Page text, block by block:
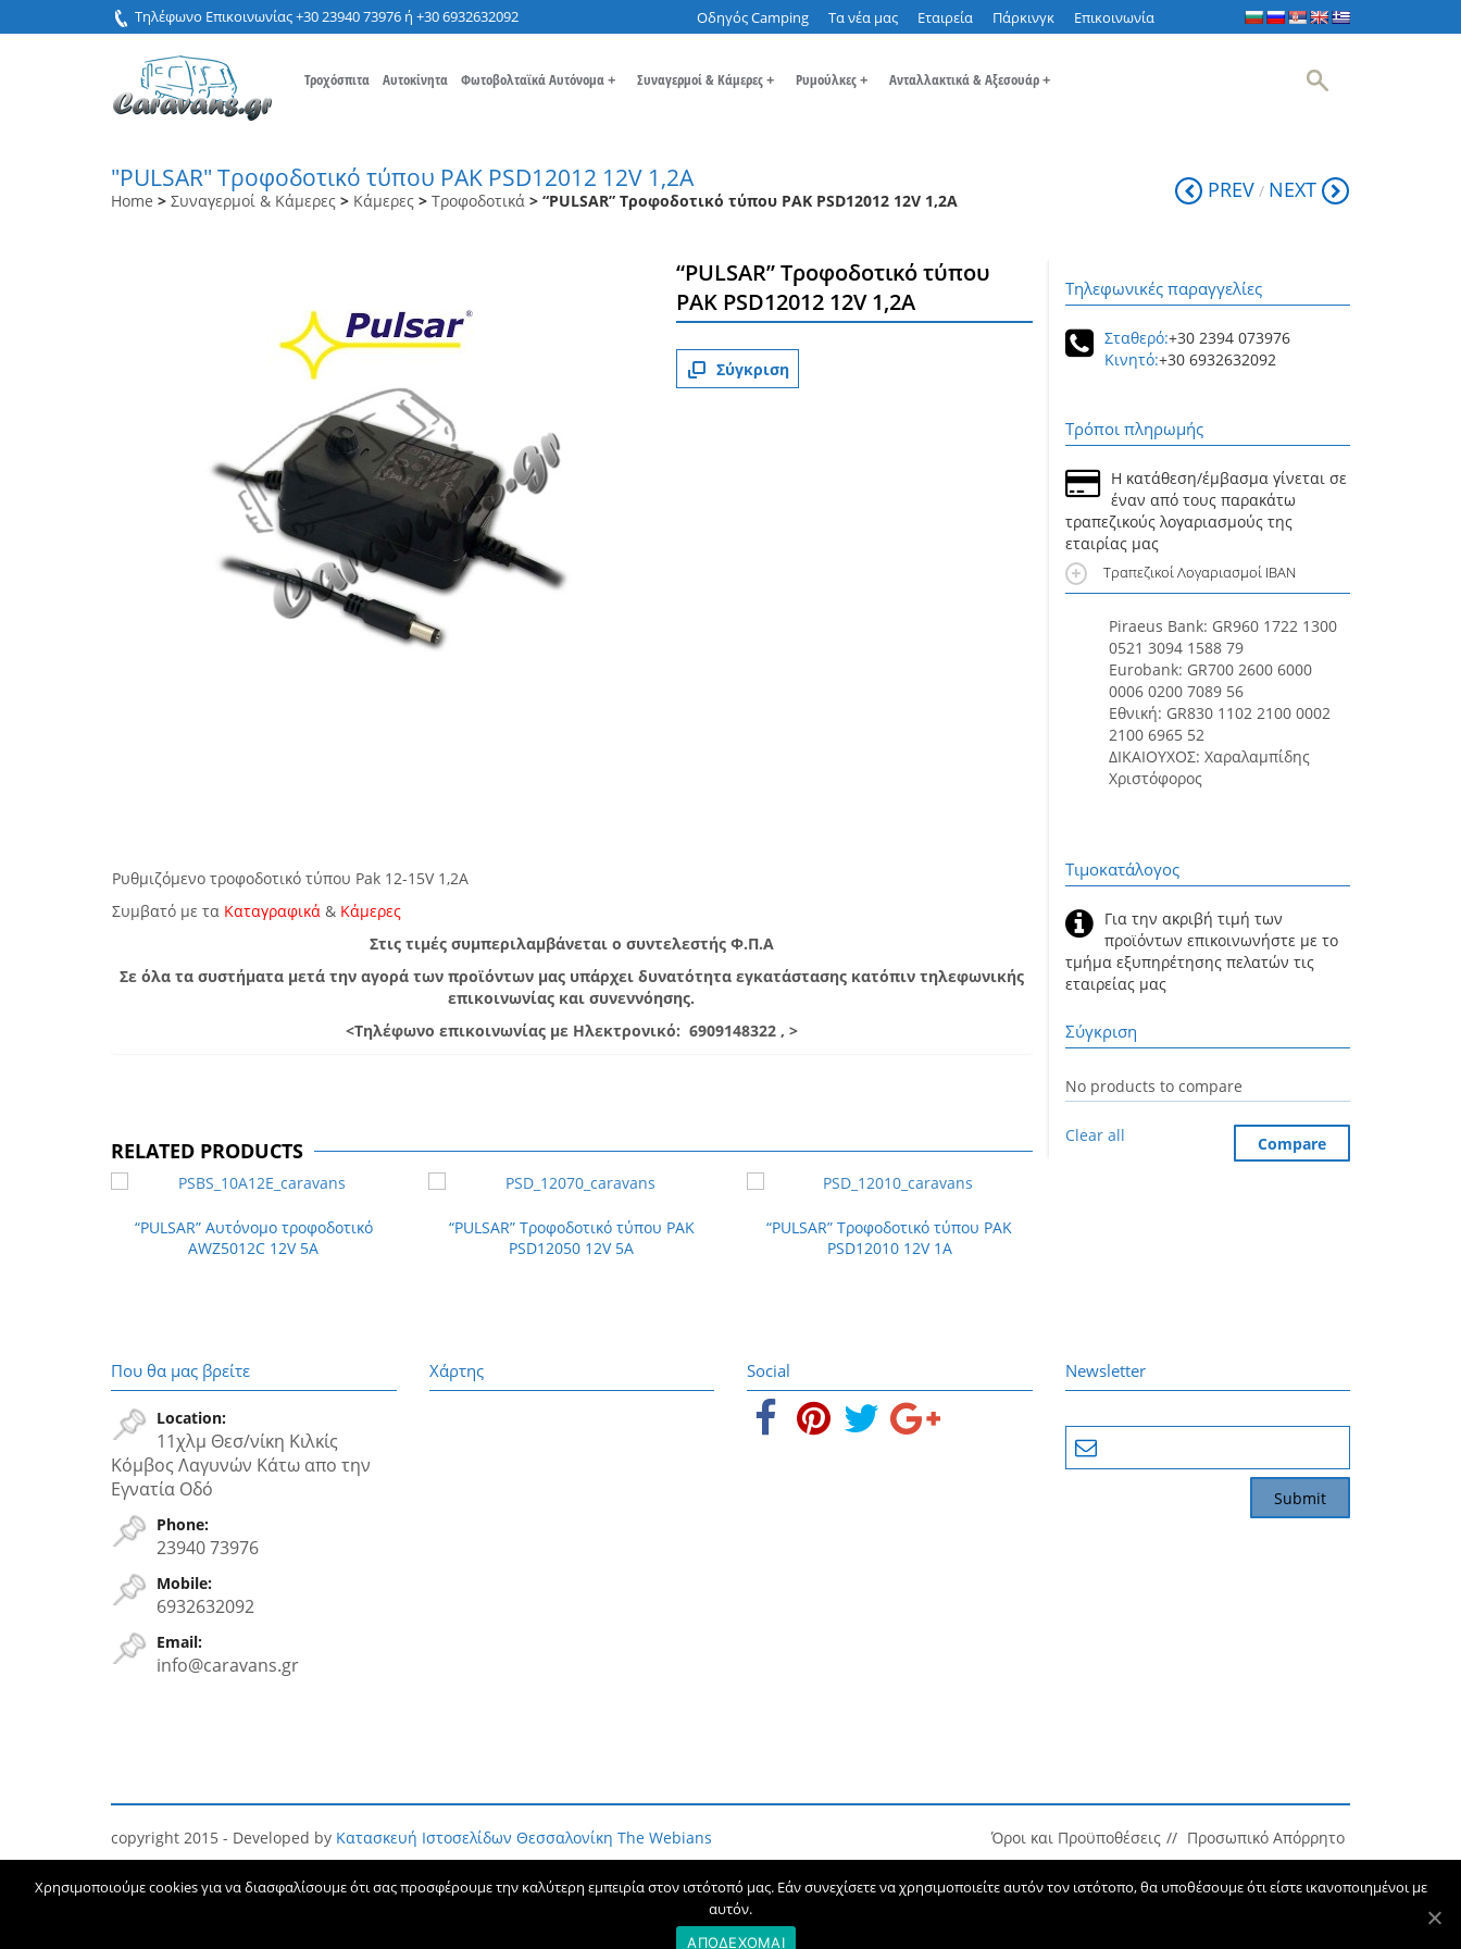
Τηλέφωνο Επικοινωνίας +30 23940 73976 ή +30 6932632092 Οδηγός Camping Τα νέα μας Εταιρεία Πάρκινγκ Επικοινωνία
Τροχόσπιτα Αυτοκίνητα Φωτοβολταϊκά Αυτόνομα+ Συναγερμοί & Κάμερες+ Ρυμούλκες+ Ανταλλακτικά & Αξεσουάρ+
"PULSAR" Τροφοδοτικό τύπου PAK PSD12012 12V 1,2A
Home > Συναγερμοί & Κάμερες > Κάμερες > Τροφοδοτικά > “PULSAR” Τροφοδοτικό τύπου PAK PSD12012 12V 1,2A PREV / NEXT
“PULSAR” Τροφοδοτικό τύπου
PAK PSD12012 12V 1,2A
Σύγκριση
Ρυθμιζόμενο τροφοδοτικό τύπου Pak 12-15V 1,2A
Συμβατό με τα Καταγραφικά & Κάμερες
Στις τιμές συμπεριλαμβάνεται ο συντελεστής Φ.Π.Α
Σε όλα τα συστήματα μετά την αγορά των προϊόντων μας υπάρχει δυνατότητα εγκατάστασης κατόπιν τηλεφωνικής
επικοινωνίας και συνεννόησης.
<Τηλέφωνο επικοινωνίας με Ηλεκτρονικό: 6909148322 , >
RELATED PRODUCTS
“PULSAR” Αυτόνομο τροφοδοτικό
AWZ5012C 12V 5A
“PULSAR” Τροφοδοτικό τύπου PAK
PSD12050 12V 5A
“PULSAR” Τροφοδοτικό τύπου PAK
PSD12010 12V 1A
Τηλεφωνικές παραγγελίες
Σταθερό:+30 2394 073976
Κινητό:+30 6932632092
Τρόποι πληρωμής
Η κατάθεση/έμβασμα γίνεται σε
έναν από τους παρακάτω
τραπεζικούς λογαριασμούς της
εταιρίας μας
Τραπεζικοί Λογαριασμοί IBAN
Piraeus Bank: GR960 1722 1300
0521 3094 1588 79
Eurobank: GR700 2600 6000
0006 0200 7089 56
Εθνική: GR830 1102 2100 0002
2100 6965 52
ΔΙΚΑΙΟΥΧΟΣ: Χαραλαμπίδης
Χριστόφορος
Τιμοκατάλογος
Για την ακριβή τιμή των
προϊόντων επικοινωνήστε με το
τμήμα εξυπηρέτησης πελατών τις
εταιρείας μας
Σύγκριση
No products to compare
Clear all Compare
Που θα μας βρείτε
Location:
11χλμ Θεσ/νίκη Κιλκίς
Κόμβος Λαγυνών Κάτω απο την
Εγνατία Oδό
Phone:
23940 73976
Mobile:
6932632092
Email:
info@caravans.gr
Χάρτης Social Newsletter
copyright 2015 - Developed by Κατασκευή Ιστοσελίδων Θεσσαλονίκη The Webians Όροι και Προϋποθέσεις Προσωπικό Απόρρητο
Χρησιμοποιούμε cookies για να διασφαλίσουμε ότι σας προσφέρουμε την καλύτερη εμπειρία στον ιστότοπό μας. Εάν συνεχίσετε να χρησιμοποιείτε αυτόν τον ιστότοπο, θα υποθέσουμε ότι είστε ικανοποιημένοι με
αυτόν.
ΑΠΟΔΕΧΟΜΑΙ